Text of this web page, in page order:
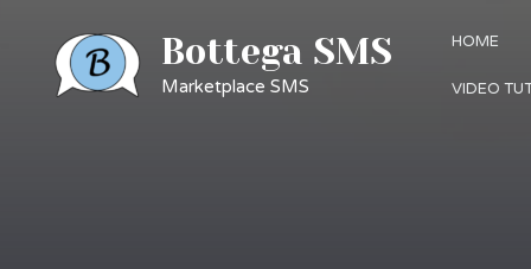
Bottega SMS
Marketplace SMS
HOME
VIDEO